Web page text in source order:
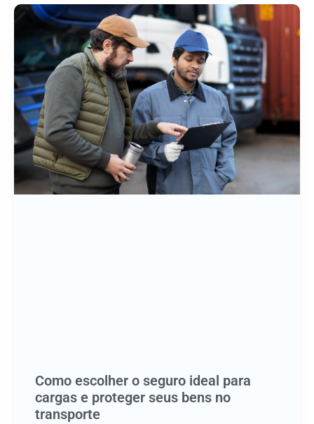
Como escolher o seguro ideal para
cargas e proteger seus bens no
transporte